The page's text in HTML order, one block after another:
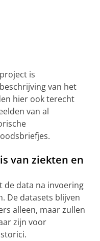
is
van het
hier ook terecht
van al
van ziekten en
de data na invoering
De datasets blijven
alleen, maar zullen
zijn voor